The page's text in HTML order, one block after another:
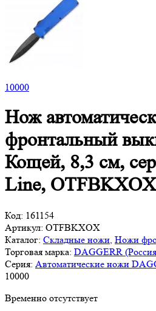
10000
Нож
фронтальный
Кощей, 8,3 см,
Line,
Код: 161154
Артикул: OTFBKXOX
Каталог: Складные ножи Ножи
Торговая марка: DAGGERR
Серия: Автоматические ножи
10000
Временно отсутствует